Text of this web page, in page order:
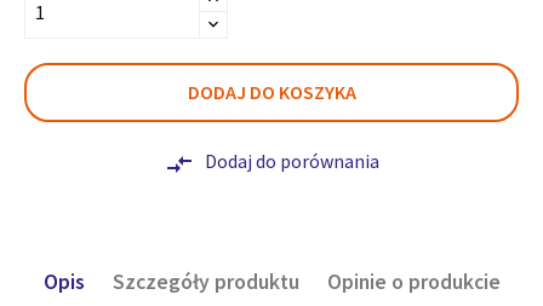
DODAJ DO KOSZYKA
compare_arrows Dodaj do porównania
Opis Szczegóły produktu Opinie o produkcie